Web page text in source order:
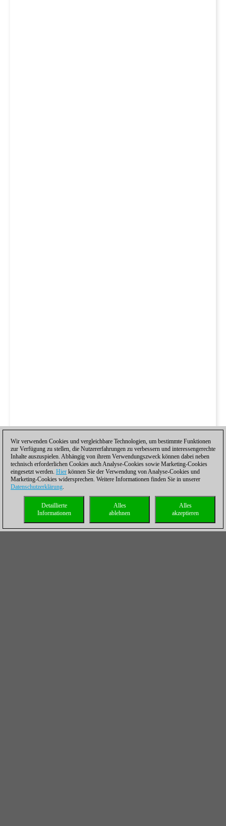
Wir verwenden Cookies und vergleichbare Technologien, um bestimmte Funktionen
zur Verfügung zu stellen, die Nutzererfahrungen zu verbessern und interessengerechte
Inhalte auszuspielen. Abhängig von ihrem Verwendungszweck können dabei neben
technisch erforderlichen Cookies auch Analyse-Cookies sowie Marketing-Cookies
eingesetzt werden. Hier können Sie der Verwendung von Analyse-Cookies und
Marketing-Cookies widersprechen. Weitere Informationen finden Sie in unserer
Datenschutzerklärung.
Alles
akzeptieren
Alles
ablehnen
Detaillierte
Informationen